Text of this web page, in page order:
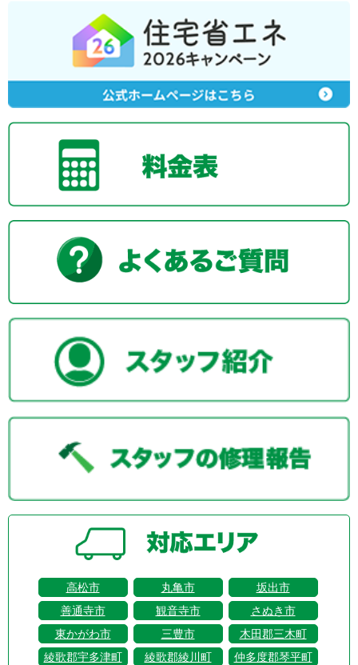
高松市 丸亀市
坂出市
善通寺市
観音寺市
さぬき市
東かがわ市
三豊市
木田郡三木町
綾歌郡宇多津町
綾歌郡綾川町
仲多度郡琴平町